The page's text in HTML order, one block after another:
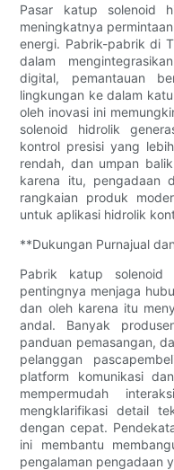
Pasar katup solenoid
meningkatnya
energi. Pabrik-pabrik di
dalam
digital, pemantauan
lingkungan ke dalam
oleh inovasi ini
solenoid hidrolik
kontrol presisi yang
rendah, dan umpan
karena itu, pengadaan
rangkaian produk
untuk aplikasi hidrolik
**Dukungan Purnajual
Pabrik katup solenoid
pentingnya menjaga
dan oleh karena itu
andal. Banyak
panduan pemasangan,
pelanggan
platform komunikasi
mempermudah
mengklarifikasi detail
dengan cepat.
ini membantu
pengalaman pengadaan